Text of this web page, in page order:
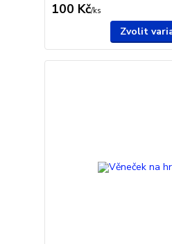
100 Kč/ks
Zvolit